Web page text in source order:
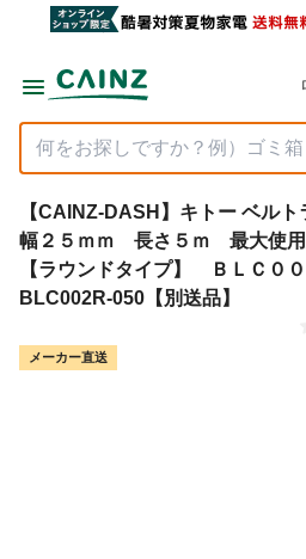
【CAINZ-DASH】キトー ベル
幅２５ｍｍ 長さ５ｍ 最大使
【ラウンドタイプ】 ＢＬＣ０
BLC002R-050【別送品】
メーカー直送